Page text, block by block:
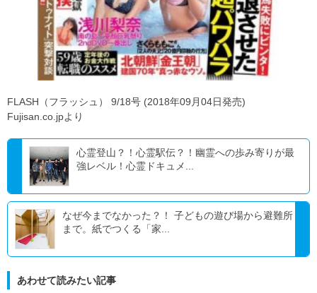
FLASH（フラッシュ） 9/18号 (2018年09月04日発売)
Fujisan.co.jpより
心霊登山？！心霊駅伝？！幽霊への歩み寄りが最
強レベル！心霊ドキュメ...
なぜ今までなかった？！ 子どもの遊び場から避難所
まで。紙でつくる「家...
あわせて読みたい記事